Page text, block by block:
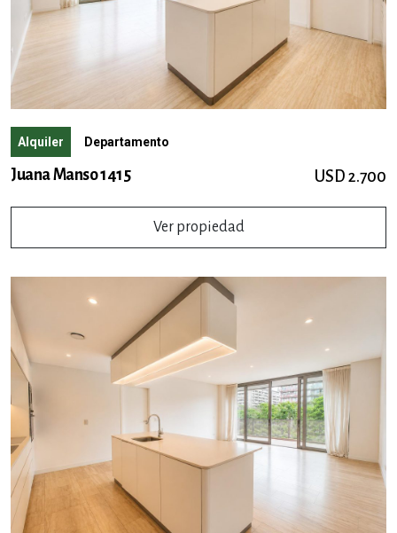
Alquiler Departamento
Juana Manso 1415 USD 2.700
Ver propiedad